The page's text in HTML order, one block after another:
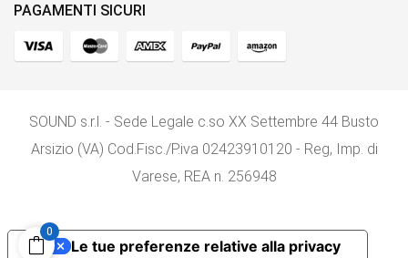
PAGAMENTI SICURI
SOUND s.r.l. - Sede Legale c.so XX Settembre 44 Busto
Arsizio (VA) Cod.Fisc./P.iva 02423910120 - Reg, Imp. di
Varese, REA n. 256948
0
Le tue preferenze relative alla privacy